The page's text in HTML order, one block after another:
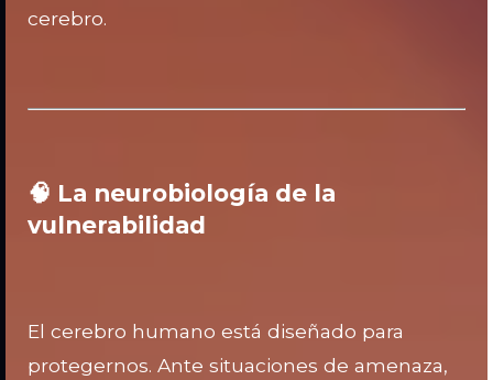
cerebro.
🧠 La neurobiología de la
vulnerabilidad
El cerebro humano está diseñado para
protegernos. Ante situaciones de amenaza,